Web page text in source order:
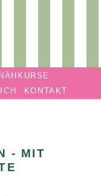
NÄHKURSE
KONTAKT
- MIT